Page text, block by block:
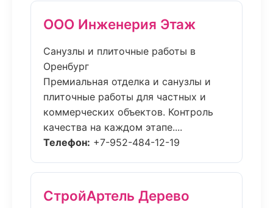
ООО Инженерия Этаж
Санузлы и плиточные работы в
Оренбург
Премиальная отделка и санузлы и
плиточные работы для частных и
коммерческих объектов. Контроль
качества на каждом этапе....
Телефон: +7-952-484-12-19
СтройАртель Дерево